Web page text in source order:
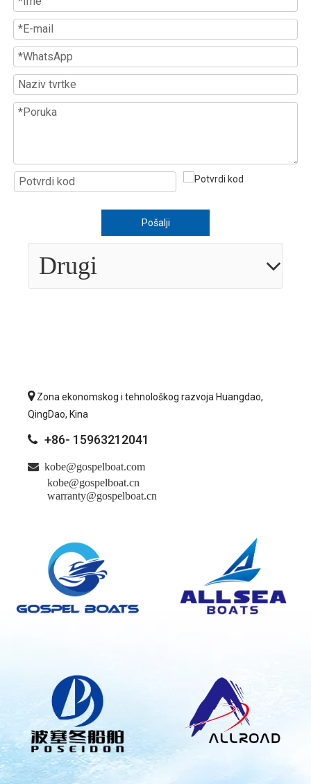
Pošalji
Drugi
Zona ekonomskog i tehnološkog razvoja Huangdao,
QingDao, Kina
 +86- 15963212041
 kobe@gospelboat.com
kobe@gospelboat.cn
warranty@gospelboat.cn